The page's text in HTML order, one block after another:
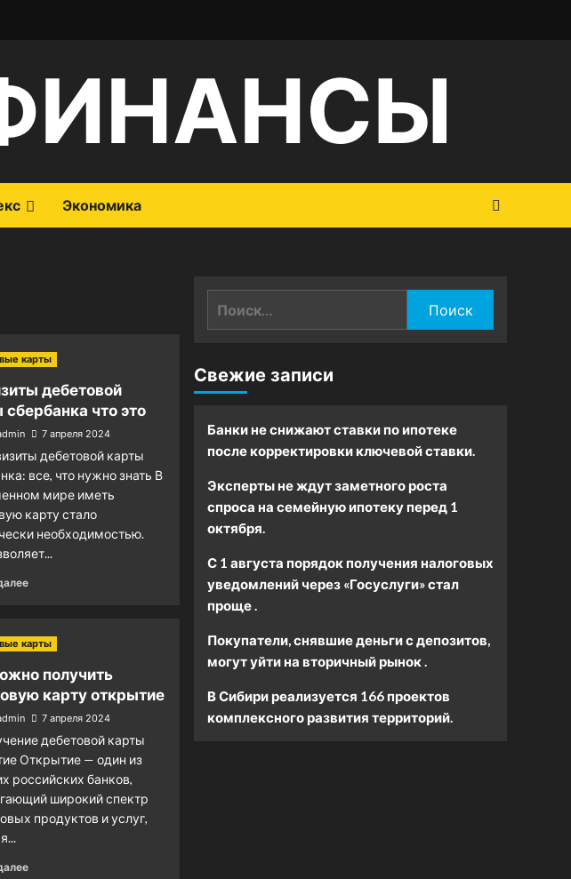
Экономика
карты
дебетовой
сбербанка что это
7 апреля 2024
дебетовой карты
все, что нужно знать В
мире иметь
карту стало
необходимостью.
карты
получить
карту открытие
7 апреля 2024
дебетовой карты
Открытие — один из
российских банков,
широкий спектр
продуктов и услуг,
Свежие записи
Банки не снижают ставки по ипотеке
после корректировки ключевой ставки.
Эксперты не ждут заметного роста
спроса на семейную ипотеку перед 1
октября.
С 1 августа порядок получения налоговых
уведомлений через «Госуслуги» стал
проще .
Покупатели, снявшие деньги с депозитов,
могут уйти на вторичный рынок .
В Сибири реализуется 166 проектов
комплексного развития территорий.